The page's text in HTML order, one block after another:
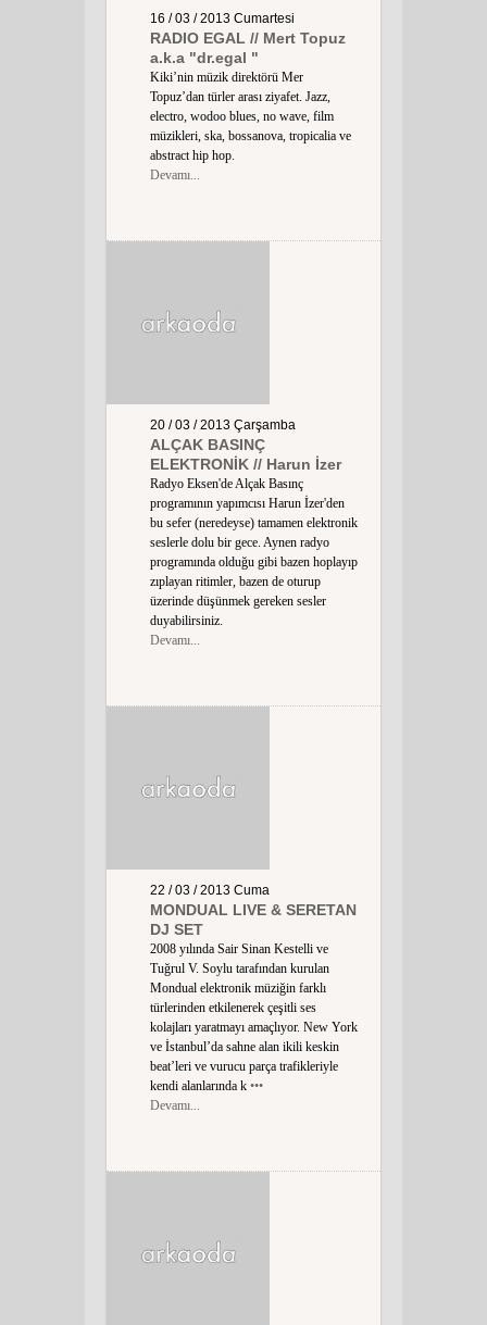
16 / 03 / 2013 Cumartesi
RADIO EGAL // Mert Topuz
a.k.a "dr.egal "
Kiki’nin müzik direktörü Mer
Topuz’dan türler arası ziyafet. Jazz,
electro, wodoo blues, no wave, film
müzikleri, ska, bossanova, tropicalia ve
abstract hip hop.
Devamı...
20 / 03 / 2013 Çarşamba
ALÇAK BASINÇ
ELEKTRONİK // Harun İzer
Radyo Eksen'de Alçak Basınç
programının yapımcısı Harun İzer'den
bu sefer (neredeyse) tamamen elektronik
seslerle dolu bir gece. Aynen radyo
programında olduğu gibi bazen hoplayıp
zıplayan ritimler, bazen de oturup
üzerinde düşünmek gereken sesler
duyabilirsiniz.
Devamı...
22 / 03 / 2013 Cuma
MONDUAL LIVE & SERETAN
DJ SET
2008 yılında Sair Sinan Kestelli ve
Tuğrul V. Soylu tarafından kurulan
Mondual elektronik müziğin farklı
türlerinden etkilenerek çeşitli ses
kolajları yaratmayı amaçlıyor. New York
ve İstanbul’da sahne alan ikili keskin
beat’leri ve vurucu parça trafikleriyle
kendi alanlarında k •••
Devamı...